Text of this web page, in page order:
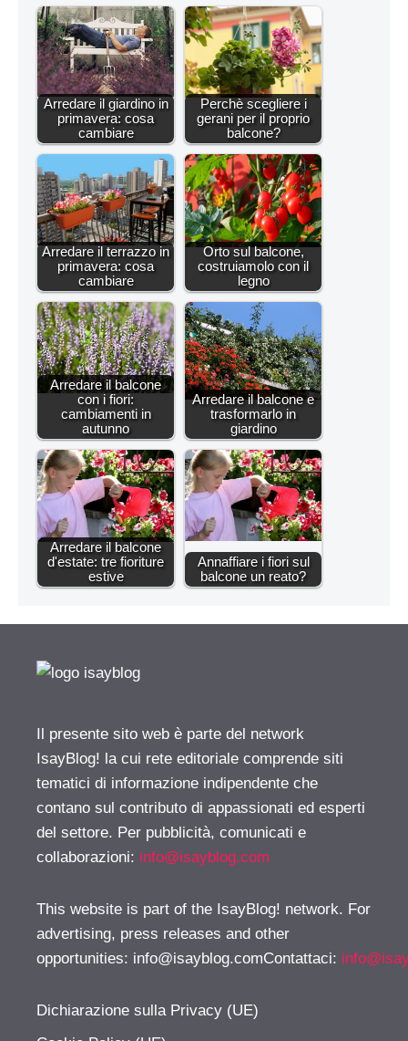
Arredare il giardino in
primavera: cosa
cambiare
Perchè scegliere i
gerani per il proprio
balcone?
Arredare il terrazzo in
primavera: cosa
cambiare
Orto sul balcone,
costruiamolo con il
legno
Arredare il balcone
con i fiori:
cambiamenti in
autunno
Arredare il balcone e
trasformarlo in
giardino
Arredare il balcone
d'estate: tre fioriture
estive
Annaffiare i fiori sul
balcone un reato?
Il presente sito web è parte del network
IsayBlog! la cui rete editoriale comprende siti
tematici di informazione indipendente che
contano sul contributo di appassionati ed esperti
del settore. Per pubblicità, comunicati e
collaborazioni: info@isayblog.com
This website is part of the IsayBlog! network. For
advertising, press releases and other
opportunities: info@isayblog.comContattaci:
Dichiarazione sulla Privacy (UE)